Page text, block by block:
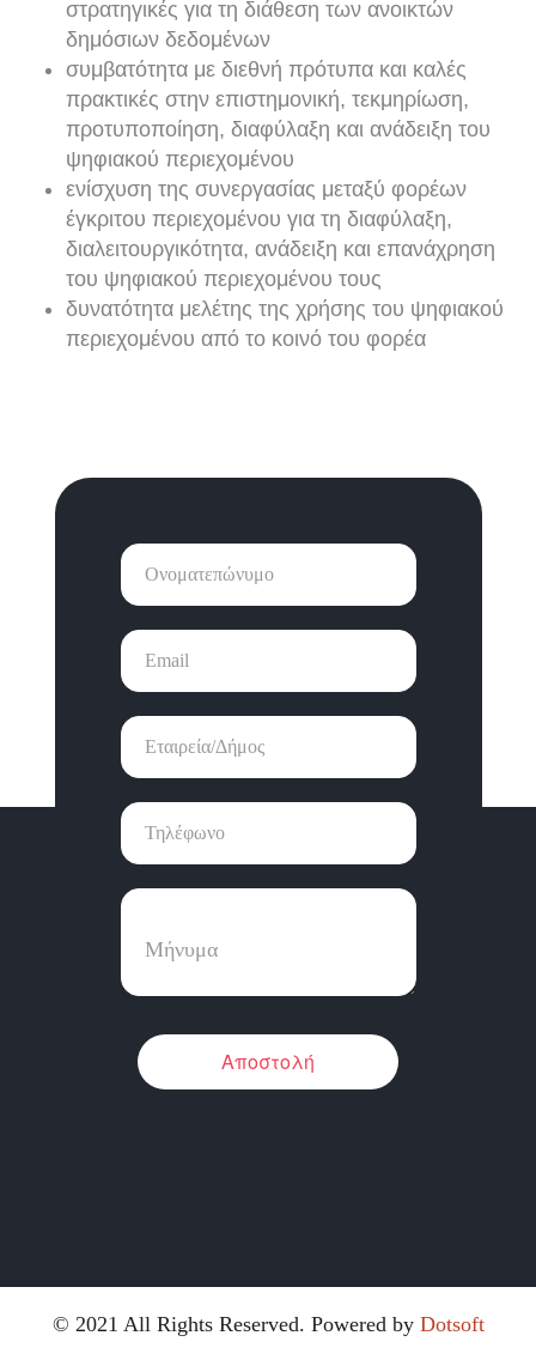
στρατηγικές για τη διάθεση των ανοικτών
δημόσιων δεδομένων
συμβατότητα με διεθνή πρότυπα και καλές
πρακτικές στην επιστημονική, τεκμηρίωση,
προτυποποίηση, διαφύλαξη και ανάδειξη του
ψηφιακού περιεχομένου
ενίσχυση της συνεργασίας μεταξύ φορέων
έγκριτου περιεχομένου για τη διαφύλαξη,
διαλειτουργικότητα, ανάδειξη και επανάχρηση
του ψηφιακού περιεχομένου τους
δυνατότητα μελέτης της χρήσης του ψηφιακού
περιεχομένου από το κοινό του φορέα
Αποστολή
© 2021 All Rights Reserved. Powered by Dotsoft